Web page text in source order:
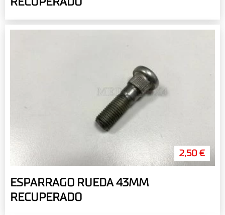
2,50 €
ESPARRAGO RUEDA 43MM
RECUPERADO